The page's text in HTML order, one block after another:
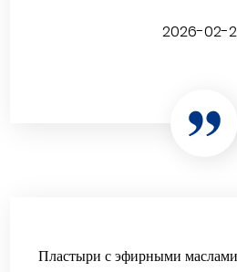
2026-02-
Пластыри с эфирными маслами